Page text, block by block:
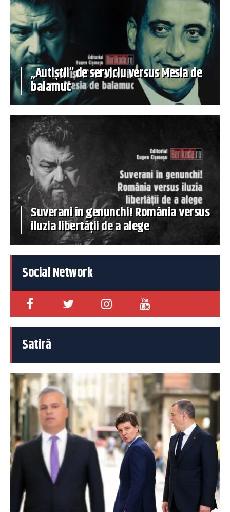
„Autiștii” de serviciu versus Mesia de
balamuc
Suverani în genunchi! România versus
iluzia libertății de a alege
Social Network
Satiră